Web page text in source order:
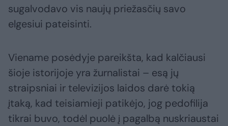
sugalvodavo vis naujų priežasčių savo
elgesiui pateisinti.
Viename posėdyje pareikšta, kad kalčiausi
šioje istorijoje yra žurnalistai – esą jų
straipsniai ir televizijos laidos darė tokią
įtaką, kad teisiamieji patikėjo, jog pedofilija
tikrai buvo, todėl puolė į pagalbą nuskriaustai